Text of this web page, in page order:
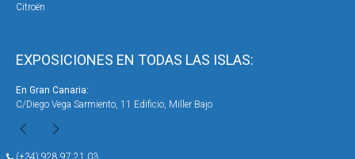
EXPOSICIONES EN TODAS LAS ISLAS:
En Gran Canaria:
C/Diego Vega Sarmiento, 11 Edificio, Miller Bajo
(+34) 928 97 21 03
Citroën